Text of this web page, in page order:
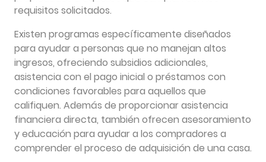
requisitos solicitados.
Existen programas específicamente diseñados
para ayudar a personas que no manejan altos
ingresos, ofreciendo subsidios adicionales,
asistencia con el pago inicial o préstamos con
condiciones favorables para aquellos que
califiquen. Además de proporcionar asistencia
financiera directa, también ofrecen asesoramiento
y educación para ayudar a los compradores a
comprender el proceso de adquisición de una casa.